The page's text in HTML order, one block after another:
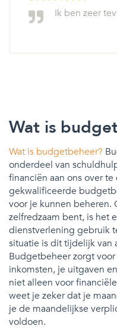
Ik ben zeer
Wat is
Wat is budgetbeheer?
onderdeel van
financiën aan ons over
gekwalificeerde
voor je kunnen beheren.
zelfredzaam bent, is het
dienstverlening gebruik
situatie is dit tijdelijk van
Budgetbeheer zorgt
inkomsten, je uitgaven
niet alleen voor
weet je zeker dat je
je de maandelijkse
voldoen.